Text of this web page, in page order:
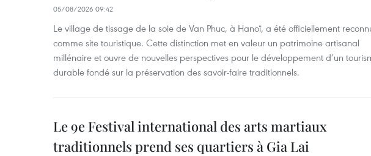
05/08/2026 09:42
Le village de tissage de la soie de Van Phuc, à Hanoï, a été officiellement
comme site touristique. Cette distinction met en valeur un patrimoine artisanal
millénaire et ouvre de nouvelles perspectives pour le développement d’un
durable fondé sur la préservation des savoir-faire traditionnels.
Le 9e Festival international des arts martiaux
traditionnels prend ses quartiers à Gia Lai